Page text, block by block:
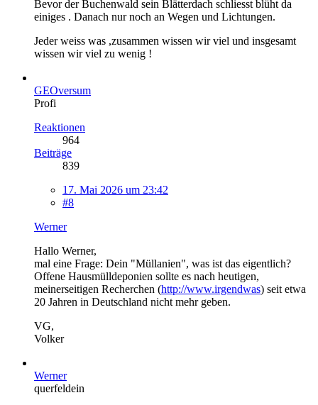
Bevor der Buchenwald sein Blätterdach schliesst blüht da
einiges . Danach nur noch an Wegen und Lichtungen.
Jeder weiss was ,zusammen wissen wir viel und insgesamt
wissen wir viel zu wenig !
GEOversum
Profi
Reaktionen
964
Beiträge
839
17. Mai 2026 um 23:42
#8
Werner
Hallo Werner,
mal eine Frage: Dein "Müllanien", was ist das eigentlich?
Offene Hausmülldeponien sollte es nach heutigen,
meinerseitigen Recherchen (http://www.irgendwas) seit etwa
20 Jahren in Deutschland nicht mehr geben.
VG,
Volker
Werner
querfeldein